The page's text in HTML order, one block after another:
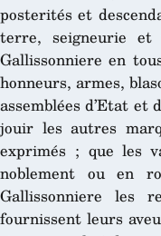
posterités et
terre, seigneurie
Gallissonniere en
honneurs, armes,
assemblées d’Etat
jouir les autres
exprimés ; que les
noblement ou en
Gallissonniere les
fournissent leurs